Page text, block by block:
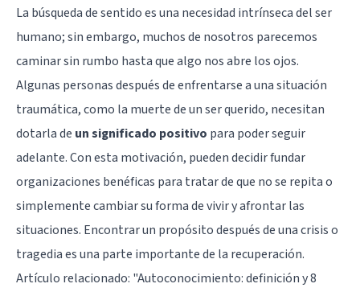
La búsqueda de sentido es una necesidad intrínseca del ser
humano; sin embargo, muchos de nosotros parecemos
caminar sin rumbo hasta que algo nos abre los ojos.
Algunas personas después de enfrentarse a una situación
traumática, como la muerte de un ser querido, necesitan
dotarla de un significado positivo para poder seguir
adelante. Con esta motivación, pueden decidir fundar
organizaciones benéficas para tratar de que no se repita o
simplemente cambiar su forma de vivir y afrontar las
situaciones. Encontrar un propósito después de una crisis o
tragedia es una parte importante de la recuperación.
Artículo relacionado: "Autoconocimiento: definición y 8